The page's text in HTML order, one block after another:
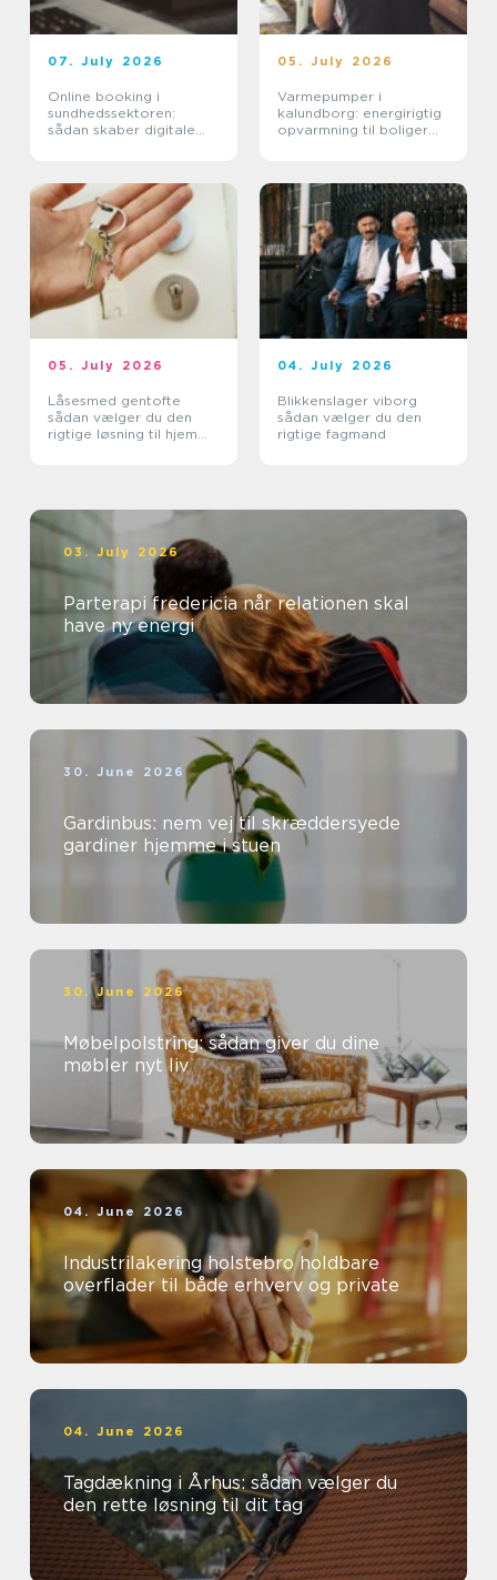
07. July 2026
Online booking i
sundhedssektoren:
sådan skaber digitale
05. July 2026
Varmepumper i
kalundborg: energirigtig
opvarmning til boliger
05. July 2026
Låsesmed gentofte
sådan vælger du den
rigtige løsning til hjem
04. July 2026
Blikkenslager viborg
sådan vælger du den
rigtige fagmand
03. July 2026
Parterapi fredericia når relationen skal
have ny energi
30. June 2026
Gardinbus: nem vej til skræddersyede
gardiner hjemme i stuen
30. June 2026
Møbelpolstring: sådan giver du dine
møbler nyt liv
04. June 2026
Industrilakering holstebro holdbare
overflader til både erhverv og private
04. June 2026
Tagdækning i Århus: sådan vælger du
den rette løsning til dit tag